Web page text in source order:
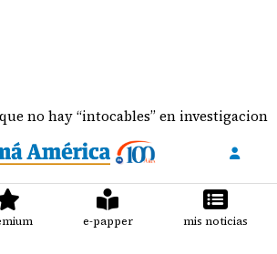
hay “intocables” en investigaciones
e-papper mis noticias